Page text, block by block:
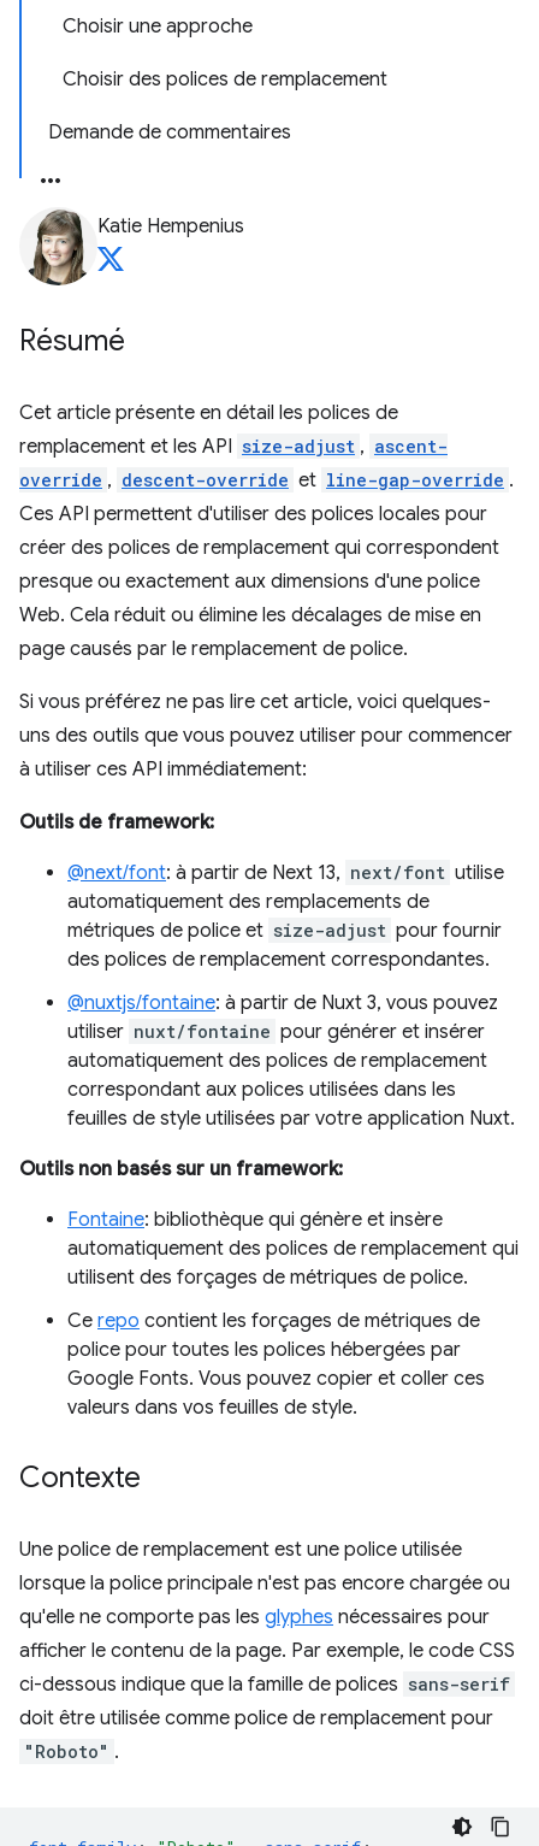
Choisir une approche
Choisir des polices de remplacement
Demande de commentaires
Katie Hempenius
Résumé
Cet article présente en détail les polices de
remplacement et les API size-adjust , ascent-
override , descent-override et line-gap-override .
Ces API permettent d'utiliser des polices locales pour
créer des polices de remplacement qui correspondent
presque ou exactement aux dimensions d'une police
Web. Cela réduit ou élimine les décalages de mise en
page causés par le remplacement de police.
Si vous préférez ne pas lire cet article, voici quelques-
uns des outils que vous pouvez utiliser pour commencer
à utiliser ces API immédiatement:
Outils de framework:
@next/font: à partir de Next 13, next/font utilise
automatiquement des remplacements de
métriques de police et size-adjust pour fournir
des polices de remplacement correspondantes.
@nuxtjs/fontaine: à partir de Nuxt 3, vous pouvez
utiliser nuxt/fontaine pour générer et insérer
automatiquement des polices de remplacement
correspondant aux polices utilisées dans les
feuilles de style utilisées par votre application Nuxt.
Outils non basés sur un framework:
Fontaine: bibliothèque qui génère et insère
automatiquement des polices de remplacement qui
utilisent des forçages de métriques de police.
Ce repo contient les forçages de métriques de
police pour toutes les polices hébergées par
Google Fonts. Vous pouvez copier et coller ces
valeurs dans vos feuilles de style.
Contexte
Une police de remplacement est une police utilisée
lorsque la police principale n'est pas encore chargée ou
qu'elle ne comporte pas les glyphes nécessaires pour
afficher le contenu de la page. Par exemple, le code CSS
ci-dessous indique que la famille de polices sans-serif
doit être utilisée comme police de remplacement pour
"Roboto" .